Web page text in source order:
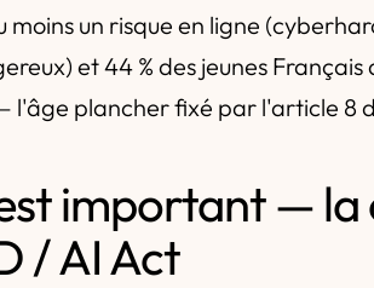
moins un risque en ligne
et 44 % des jeunes
l'âge plancher fixé par l'article 8
important — la
/ AI Act